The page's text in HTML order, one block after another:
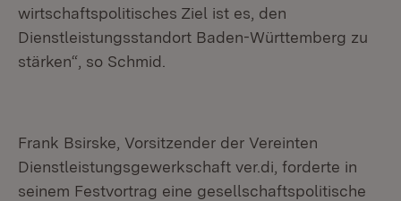
wirtschaftspolitisches Ziel ist es, den
Dienstleistungsstandort Baden-Württemberg zu
stärken“, so Schmid.
Frank Bsirske, Vorsitzender der Vereinten
Dienstleistungsgewerkschaft ver.di, forderte in
seinem Festvortrag eine gesellschaftspolitische